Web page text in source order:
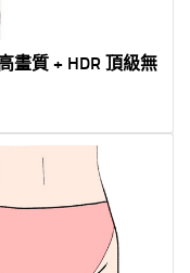
畫質 + HDR 頂級無